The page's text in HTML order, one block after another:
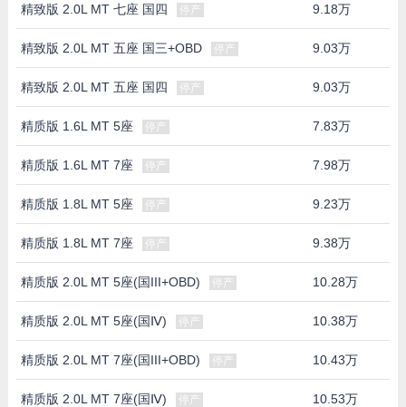
精致版 2.0L MT 七座 国四 停产 9.18万
精致版 2.0L MT 五座 国三+OBD 停产 9.03万
精致版 2.0L MT 五座 国四 停产 9.03万
精质版 1.6L MT 5座 停产 7.83万
精质版 1.6L MT 7座 停产 7.98万
精质版 1.8L MT 5座 停产 9.23万
精质版 1.8L MT 7座 停产 9.38万
精质版 2.0L MT 5座(国III+OBD) 停产 10.28万
精质版 2.0L MT 5座(国Ⅳ) 停产 10.38万
精质版 2.0L MT 7座(国III+OBD) 停产 10.43万
精质版 2.0L MT 7座(国Ⅳ) 停产 10.53万